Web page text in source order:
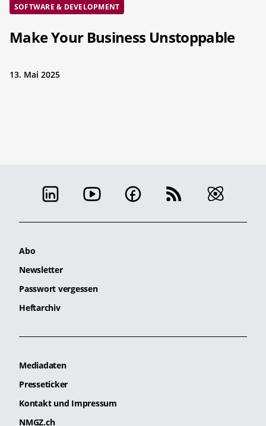
SOFTWARE & DEVELOPMENT
Make Your Business Unstoppable
13. Mai 2025
Abo
Newsletter
Passwort vergessen
Heftarchiv
Mediadaten
Presseticker
Kontakt und Impressum
NMGZ.ch